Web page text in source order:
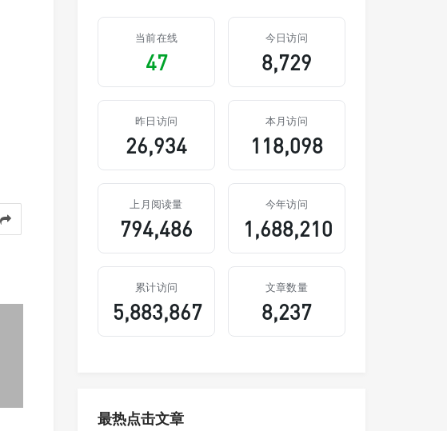
当前在线
47
今日访问
8,729
昨日访问
26,934
本月访问
118,098
上月阅读量
794,486
今年访问
1,688,210
累计访问
5,883,867
文章数量
8,237
最热点击文章